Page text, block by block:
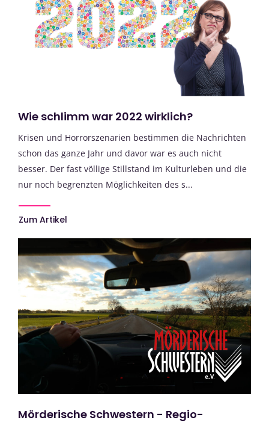
Wie schlimm war 2022 wirklich?
Krisen und Horrorszenarien bestimmen die Nachrichten
schon das ganze Jahr und davor war es auch nicht
besser. Der fast völlige Stillstand im Kulturleben und die
nur noch begrenzten Möglichkeiten des s...
Zum Artikel
Mörderische Schwestern - Regio-